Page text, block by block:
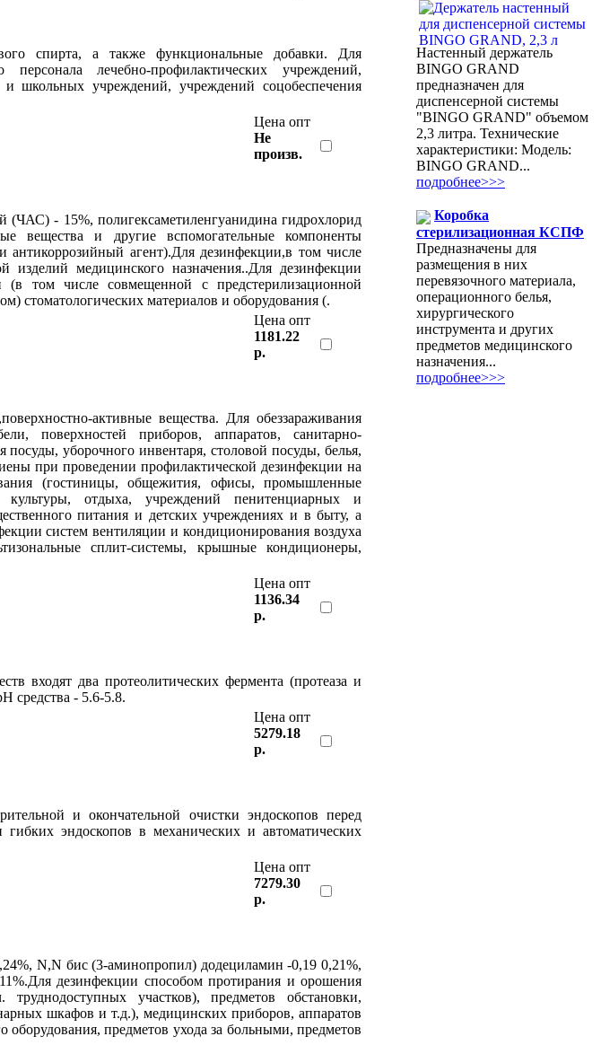
спирта, а также функциональные добавки. Для
лечебно-профилактических учреждений,
школьных учреждений, учреждений соцобеспечения
Цена опт
Не
произв.
- 15%, полигексаметиленгуанидина гидрохлорид
вещества и другие вспомогательные компоненты
антикоррозийный агент).Для дезинфекции,в том числе
изделий медицинского назначения..Для дезинфекции
(в том числе совмещенной с предстерилизационной
стоматологических материалов и оборудования (.
Цена опт
1181.22
р.
активные вещества. Для обеззараживания
поверхностей приборов, аппаратов, санитарно-
посуды, уборочного инвентаря, столовой посуды, белья,
при проведении профилактической дезинфекции на
(гостиницы, общежития, офисы, промышленные
культуры, отдыха, учреждений пенитенциарных и
питания и детских учреждениях и в быту, а
систем вентиляции и кондиционирования воздуха
сплит-системы, крышные кондиционеры,
Цена опт
1136.34
р.
входят два протеолитических фермента (протеаза и
средства - 5.6-5.8.
Цена опт
5279.18
р.
и окончательной очистки эндоскопов перед
эндоскопов в механических и автоматических
Цена опт
7279.30
р.
N,N бис (3-аминопропил) додециламин -0,19 0,21%,
дезинфекции способом протирания и орошения
участков), предметов обстановки,
шкафов и т.д.), медицинских приборов, аппаратов
предметов ухода за больными, предметов
Настенный держатель
BINGO GRAND
предназначен для
диспенсерной системы
"BINGO GRAND" объемом
2,3 литра. Технические
характеристики: Модель:
BINGO GRAND...
подробнее>>>
Коробка
стерилизационная КСПФ
Предназначены для
размещения в них
перевязочного материала,
операционного белья,
хирургического
инструмента и других
предметов медицинского
назначения...
подробнее>>>